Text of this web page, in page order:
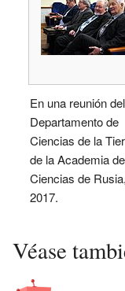
En una reunión del
Departamento de
Ciencias de la
de la Academia de
Ciencias de Rusia,
2017.
Véase